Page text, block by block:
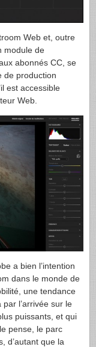
Web et, outre
module de
abonnés CC, se
de production
est accessible
Web.
a bien l’intention
dans le monde de
une tendance
l’arrivée sur le
puissants, et qui
pense, le parc
d’autant que la